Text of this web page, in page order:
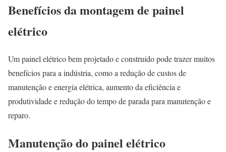
Benefícios da montagem de painel
elétrico
Um painel elétrico bem projetado e construído pode trazer muitos
benefícios para a indústria, como a redução de custos de
manutenção e energia elétrica, aumento da eficiência e
produtividade e redução do tempo de parada para manutenção e
reparo.
Manutenção do painel elétrico